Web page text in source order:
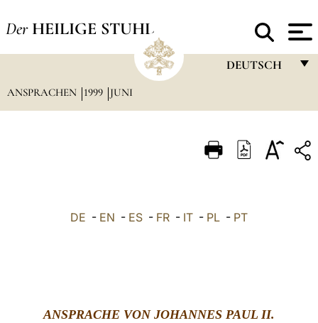
Der HEILIGE STUHL
DEUTSCH
ITALIANO
中文
ANSPRACHEN 1999 JUNI
DE - EN - ES - FR - IT - PL - PT
ANSPRACHE VON JOHANNES PAUL II.